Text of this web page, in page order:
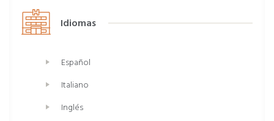
Universidad San Pablo CEU de Madrid, 2017
Idiomas
Español
Italiano
Inglés